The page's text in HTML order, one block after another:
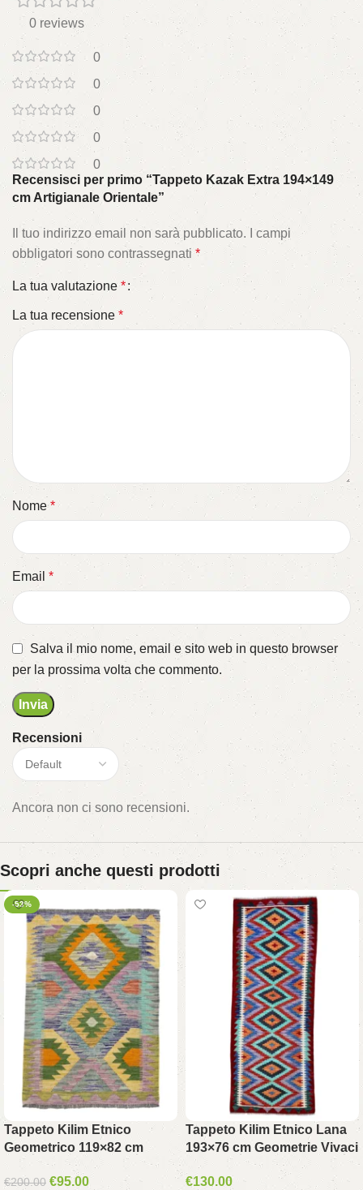
0 reviews
0
0
0
0
0
Recensioni
Ancora non ci sono recensioni.
Recensisci per primo “Tappeto Kazak Extra 194×149
cm Artigianale Orientale”
Il tuo indirizzo email non sarà pubblicato.
I campi
obbligatori sono contrassegnati *
La tua valutazione*
La tua recensione *
Nome*
Email *
Salva il mio nome, email e sito web in questo browser
per la prossima volta che commento.
Scopri anche questi prodotti
-53%
Tappeto Kilim Etnico
Geometrico 119×82 cm
€200.00 €95.00
Tappeto Kilim Etnico Lana
193×76 cm Geometrie Vivaci
€130.00